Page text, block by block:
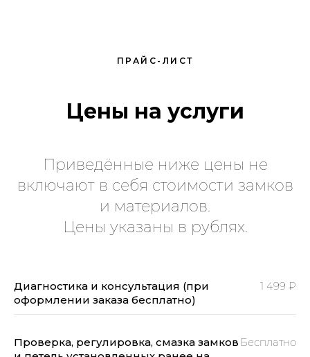
ПРАЙС-ЛИСТ
Цены на услуги
Приведённые ниже цены не
включают в себя стоимости замков
и материалов.
Цены указаны в рублях.
Диагностика и консультация (при
оформлении заказа бесплатно)
1 499 ₽
Проверка, регулировка, смазка замков Бесплатно